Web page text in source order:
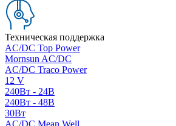
Техническая поддержка
AC/DC Top Power
Mornsun AC/DC
AC/DC Traco Power
12 V
240Вт - 24В
240Вт - 48В
30Вт
AC/DC Mean Well